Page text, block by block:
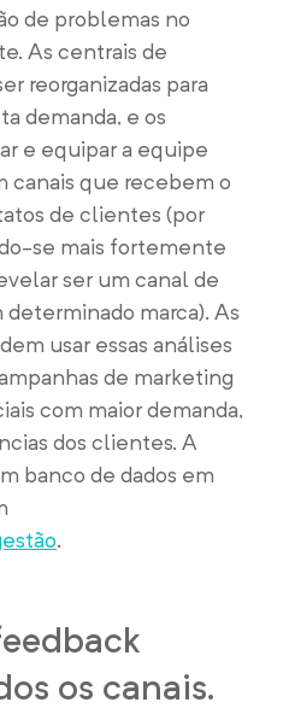
de problemas no
As centrais de
reorganizadas para
demanda, e os
e equipar a equipe
canais que recebem o
de clientes (por
se mais fortemente
ser um canal de
marca). As
usar essas análises
de marketing
com maior demanda,
dos clientes. A
banco de dados em
.
os canais.